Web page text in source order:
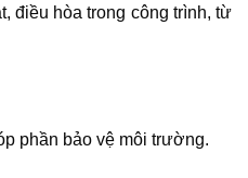
điều hòa trong công trình, từ
phần bảo vệ môi trường.